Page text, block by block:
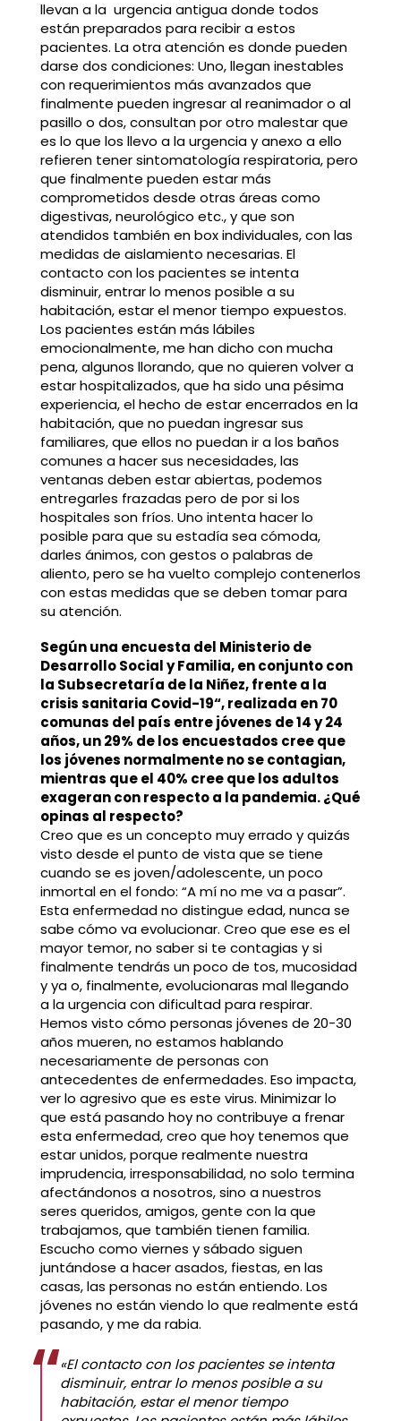
llevan a la urgencia antigua donde todos
están preparados para recibir a estos
pacientes. La otra atención es donde pueden
darse dos condiciones: Uno, llegan inestables
con requerimientos más avanzados que
finalmente pueden ingresar al reanimador o al
pasillo o dos, consultan por otro malestar que
es lo que los llevo a la urgencia y anexo a ello
refieren tener sintomatología respiratoria, pero
que finalmente pueden estar más
comprometidos desde otras áreas como
digestivas, neurológico etc., y que son
atendidos también en box individuales, con las
medidas de aislamiento necesarias. El
contacto con los pacientes se intenta
disminuir, entrar lo menos posible a su
habitación, estar el menor tiempo expuestos.
Los pacientes están más lábiles
emocionalmente, me han dicho con mucha
pena, algunos llorando, que no quieren volver a
estar hospitalizados, que ha sido una pésima
experiencia, el hecho de estar encerrados en la
habitación, que no puedan ingresar sus
familiares, que ellos no puedan ir a los baños
comunes a hacer sus necesidades, las
ventanas deben estar abiertas, podemos
entregarles frazadas pero de por si los
hospitales son fríos. Uno intenta hacer lo
posible para que su estadía sea cómoda,
darles ánimos, con gestos o palabras de
aliento, pero se ha vuelto complejo contenerlos
con estas medidas que se deben tomar para
su atención.
Según una encuesta del Ministerio de
Desarrollo Social y Familia, en conjunto con
la Subsecretaría de la Niñez, frente a la
crisis sanitaria Covid-19“, realizada en 70
comunas del país entre jóvenes de 14 y 24
años, un 29% de los encuestados cree que
los jóvenes normalmente no se contagian,
mientras que el 40% cree que los adultos
exageran con respecto a la pandemia. ¿Qué
opinas al respecto?
Creo que es un concepto muy errado y quizás
visto desde el punto de vista que se tiene
cuando se es joven/adolescente, un poco
inmortal en el fondo: “A mí no me va a pasar”.
Esta enfermedad no distingue edad, nunca se
sabe cómo va evolucionar. Creo que ese es el
mayor temor, no saber si te contagias y si
finalmente tendrás un poco de tos, mucosidad
y ya o, finalmente, evolucionaras mal llegando
a la urgencia con dificultad para respirar.
Hemos visto cómo personas jóvenes de 20-30
años mueren, no estamos hablando
necesariamente de personas con
antecedentes de enfermedades. Eso impacta,
ver lo agresivo que es este virus. Minimizar lo
que está pasando hoy no contribuye a frenar
esta enfermedad, creo que hoy tenemos que
estar unidos, porque realmente nuestra
imprudencia, irresponsabilidad, no solo termina
afectándonos a nosotros, sino a nuestros
seres queridos, amigos, gente con la que
trabajamos, que también tienen familia.
Escucho como viernes y sábado siguen
juntándose a hacer asados, fiestas, en las
casas, las personas no están entiendo. Los
jóvenes no están viendo lo que realmente está
pasando, y me da rabia.
«El contacto con los pacientes se intenta
disminuir, entrar lo menos posible a su
habitación, estar el menor tiempo